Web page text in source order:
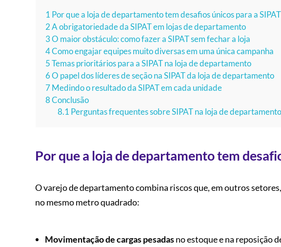
1 Por que a loja de departamento tem desafios únicos para a SIPAT
2A obrigatoriedade da SIPAT em lojas de departamento
3O maior obstáculo: como fazer a SIPAT sem fechar a loja
4Como engajar equipes muito diversas em uma única campanha
5Temas prioritários para a SIPAT na loja de departamento
6O papel dos líderes de seção na SIPAT da loja de departamento
7Medindo o resultado da SIPAT em cada unidade
8Conclusão
8.1 Perguntas frequentes sobre SIPAT na loja de
Por que a loja de departamento tem
O varejo de departamento combina riscos que, em outros
no mesmo metro quadrado:
Movimentação de cargas pesadasno estoque e na reposição